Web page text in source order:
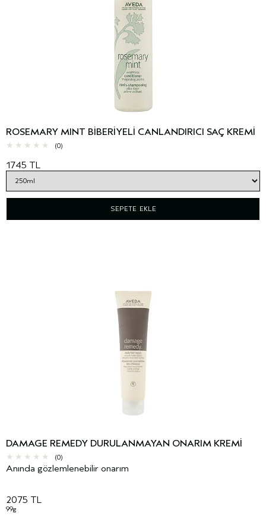
ROSEMARY MINT BİBERİYELİ CANLANDIRICI SAÇ KREMİ
(0)
1745 TL
SEPETE EKLE
DAMAGE REMEDY DURULANMAYAN ONARIM KREMI
(0)
Anında gözlemlenebilir onarım
2075 TL
99g